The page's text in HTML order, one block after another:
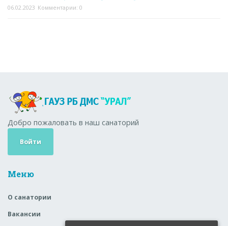
06.02.2023 Комментарии: 0
Добро пожаловать в наш санаторий
Войти
Меню
О санатории
Вакансии